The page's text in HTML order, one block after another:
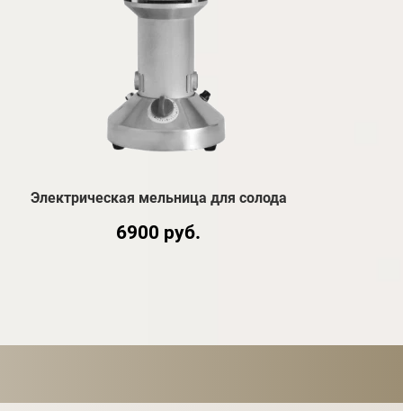
Электрическая мельница для солода
6900 руб.